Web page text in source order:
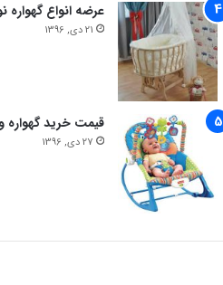
عرضه انواع گهواره
21 دی, 1396
قیمت خرید گهواره
27 دی, 1396